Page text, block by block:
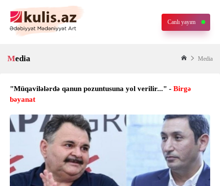
Canlı yayım
Media Media
"Müqavilələrdə qanun pozuntusuna yol verilir..." - Birgə
bəyanat